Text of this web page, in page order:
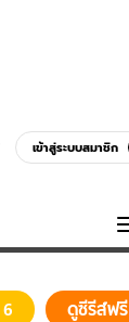
เข้าสู่ระบบสมาชิก
อบตัว ดูซีรีส์ฟรี